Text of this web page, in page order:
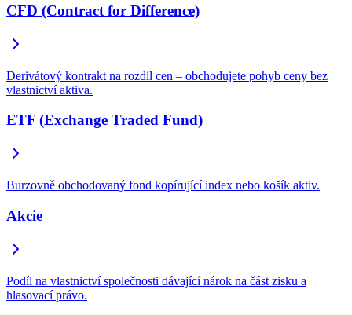
CFD (Contract for Difference)
Derivátový kontrakt na rozdíl cen – obchodujete pohyb ceny bez
vlastnictví aktiva.
ETF (Exchange Traded Fund)
Burzovně obchodovaný fond kopírující index nebo košík aktiv.
Akcie
Podíl na vlastnictví společnosti dávající nárok na část zisku a
hlasovací právo.